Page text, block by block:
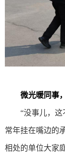
微光暖同事
“没事儿，这不
常年挂在嘴边的
相处的单位大家